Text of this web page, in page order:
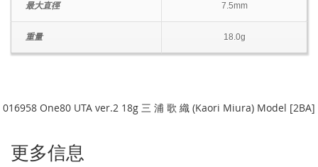
最大直徑 7.5mm
重量 18.0g
016958 One80 UTA ver.2 18g 三 浦 歌 織 (Kaori Miura) Model [2BA]
更多信息